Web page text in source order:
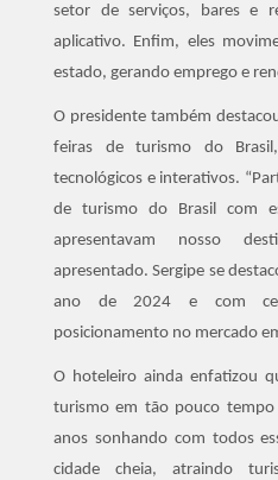
setor de serviços, bares e
aplicativo. Enfim, eles
estado, gerando emprego e
O presidente também
feiras de turismo do
tecnológicos e interativos.
de turismo do Brasil com
apresentavam nosso
apresentado. Sergipe se
ano de 2024 e com
posicionamento no mercado
O hoteleiro ainda enfatizou
turismo em tão pouco tempo
anos sonhando com todos
cidade cheia, atraindo